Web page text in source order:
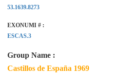
53.1639.8273
EXONUMI # :
ESCAS.3
Group Name :
Castillos de España 1969